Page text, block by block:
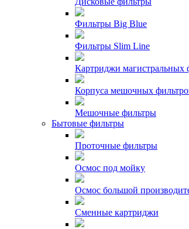
Фильтры Big Blue
Фильтры Slim Line
Картриджи магистральных
Корпуса мешочных
Мешочные фильтры
Бытовые фильтры
Проточные фильтры
Осмос под мойку
Осмос большой
Сменные картриджи